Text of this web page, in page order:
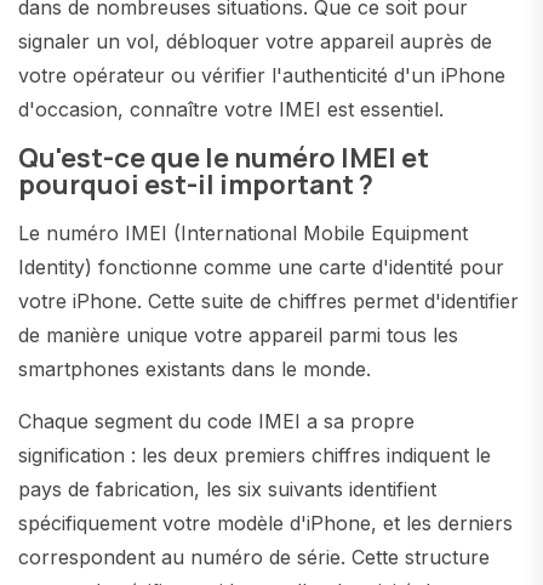
dans de nombreuses situations. Que ce soit pour
signaler un vol, débloquer votre appareil auprès de
votre opérateur ou vérifier l'authenticité d'un iPhone
d'occasion, connaître votre IMEI est essentiel.
Qu'est-ce que le numéro IMEI et
pourquoi est-il important ?
Le numéro IMEI (International Mobile Equipment
Identity) fonctionne comme une carte d'identité pour
votre iPhone. Cette suite de chiffres permet d'identifier
de manière unique votre appareil parmi tous les
smartphones existants dans le monde.
Chaque segment du code IMEI a sa propre
signification : les deux premiers chiffres indiquent le
pays de fabrication, les six suivants identifient
spécifiquement votre modèle d'iPhone, et les derniers
correspondent au numéro de série. Cette structure